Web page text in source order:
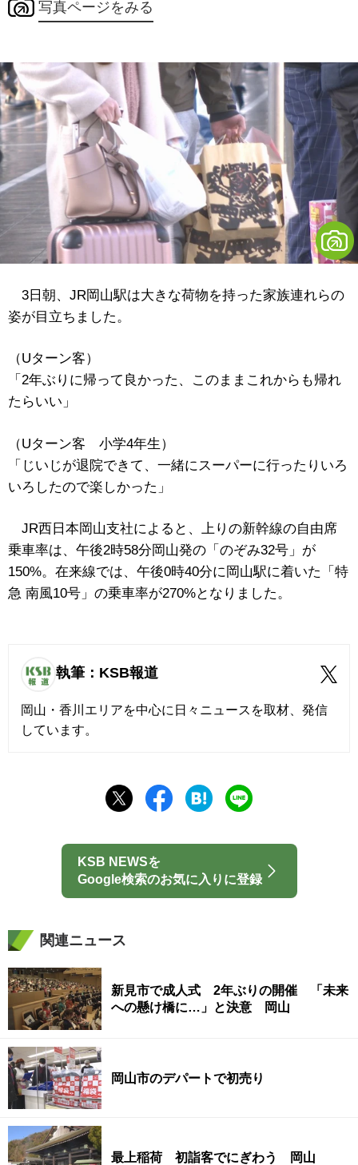
写真ページをみる
3日朝、JR岡山駅は大きな荷物を持った家族連れらの
姿が目立ちました。
（Uターン客）
「2年ぶりに帰って良かった、このままこれからも帰れ
たらいい」
（Uターン客 小学4年生）
「じいじが退院できて、一緒にスーパーに行ったりいろ
いろしたので楽しかった」
JR西日本岡山支社によると、上りの新幹線の自由席
乗車率は、午後2時58分岡山発の「のぞみ32号」が
150%。在来線では、午後0時40分に岡山駅に着いた「特
急 南風10号」の乗車率が270%となりました。
執筆：KSB報道
岡山・香川エリアを中心に日々ニュースを取材、発信
しています。
KSB NEWSを
Google検索のお気に入りに登録
関連ニュース
新見市で成人式 2年ぶりの開催 「未来
への懸け橋に…」と決意 岡山
岡山市のデパートで初売り
最上稲荷 初詣客でにぎわう 岡山